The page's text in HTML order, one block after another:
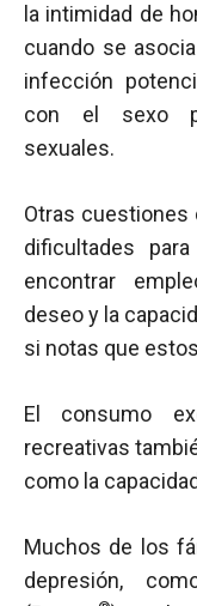
la intimidad de
cuando se
infección
con el sexo
sexuales.
Otras cuestiones
dificultades
encontrar
deseo y la
si notas que
El consumo
recreativas
como la
Muchos de los
depresión,